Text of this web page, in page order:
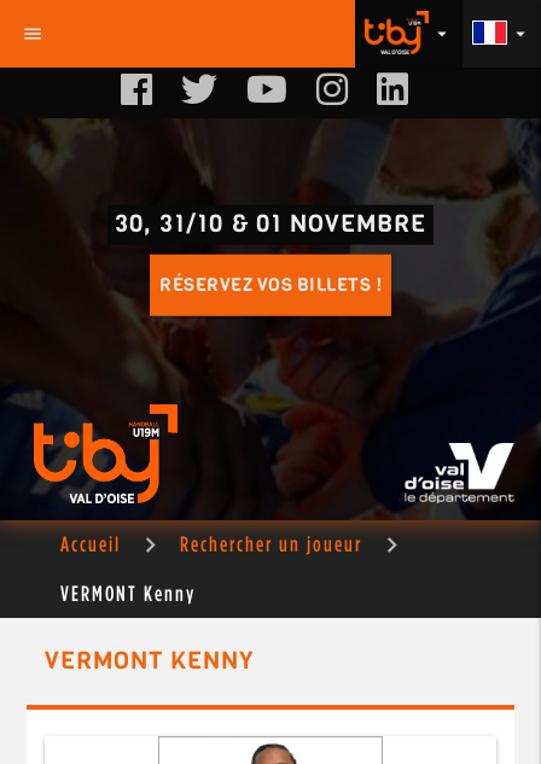
menu arrow_drop_down
arrow_drop_down
30, 31/10 & 01 NOVEMBRE
RÉSERVEZ VOS BILLETS !
Accueil Rechercher un joueur
VERMONT Kenny
VERMONT KENNY